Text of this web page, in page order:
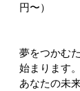
円〜）
夢をつかむ
始まります。
あなたの未